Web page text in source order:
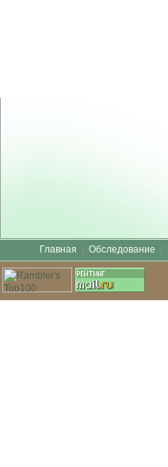
Главная Обследование